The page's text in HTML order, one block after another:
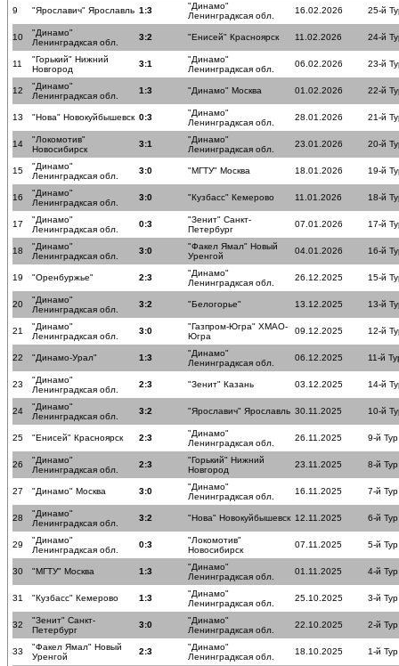
9 "Ярославич" Ярославль 1:3
"Динамо"
Ленинградксая обл.
16.02.2026 25-й
10
"Динамо"
Ленинградксая обл.
3:2 "Енисей" Красноярск 11.02.2026 24-й
11
"Горький" Нижний
Новгород
3:1
"Динамо"
Ленинградксая обл.
06.02.2026 23-й
12
"Динамо"
Ленинградксая обл.
1:3 "Динамо" Москва 01.02.2026 22-й
13 "Нова" Новокуйбышевск 0:3
"Динамо"
Ленинградксая обл.
28.01.2026 21-й
14
"Локомотив"
Новосибирск
3:1
"Динамо"
Ленинградксая обл.
23.01.2026 20-й
15
"Динамо"
Ленинградксая обл.
3:0 "МГТУ" Москва 18.01.2026 19-й
16
"Динамо"
Ленинградксая обл.
3:0 "Кузбасс" Кемерово 11.01.2026 18-й
17
"Динамо"
Ленинградксая обл.
0:3
"Зенит" Санкт-
Петербург
07.01.2026 17-й
18
"Динамо"
Ленинградксая обл.
3:0
"Факел Ямал" Новый
Уренгой
04.01.2026 16-й
19 "Оренбуржье" 2:3
"Динамо"
Ленинградксая обл.
26.12.2025 15-й
20
"Динамо"
Ленинградксая обл.
3:2 "Белогорье" 13.12.2025 13-й
21
"Динамо"
Ленинградксая обл.
3:0
"Газпром-Югра" ХМАО-
Югра
09.12.2025 12-й
22 "Динамо-Урал" 1:3
"Динамо"
Ленинградксая обл.
06.12.2025 11-й
23
"Динамо"
Ленинградксая обл.
2:3 "Зенит" Казань 03.12.2025 14-й
24
"Динамо"
Ленинградксая обл.
3:2 "Ярославич" Ярославль 30.11.2025 10-й
25 "Енисей" Красноярск 2:3
"Динамо"
Ленинградксая обл.
26.11.2025 9-й Тур
26
"Динамо"
Ленинградксая обл.
2:3
"Горький" Нижний
Новгород
23.11.2025 8-й Тур
27 "Динамо" Москва 3:0
"Динамо"
Ленинградксая обл.
16.11.2025 7-й Тур
28
"Динамо"
Ленинградксая обл.
3:2 "Нова" Новокуйбышевск 12.11.2025 6-й Тур
29
"Динамо"
Ленинградксая обл.
0:3
"Локомотив"
Новосибирск
07.11.2025 5-й Тур
30 "МГТУ" Москва 1:3
"Динамо"
Ленинградксая обл.
01.11.2025 4-й Тур
31 "Кузбасс" Кемерово 1:3
"Динамо"
Ленинградксая обл.
25.10.2025 3-й Тур
32
"Зенит" Санкт-
Петербург
3:0
"Динамо"
Ленинградксая обл.
22.10.2025 2-й Тур
33
"Факел Ямал" Новый
Уренгой
2:3
"Динамо"
Ленинградксая обл.
18.10.2025 1-й Тур